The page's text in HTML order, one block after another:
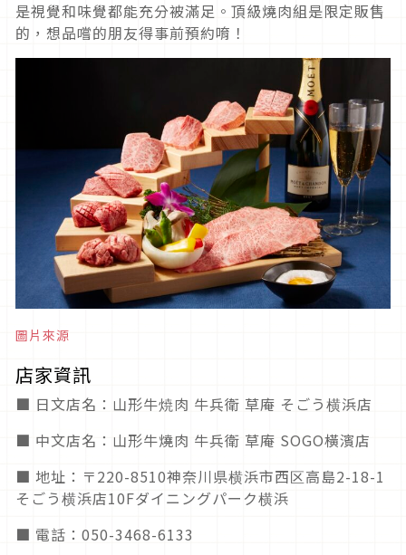
是視覺和味覺都能充分被滿足。頂級燒肉組是限定販售
的，想品嚐的朋友得事前預約唷！
圖片來源
店家資訊
■ 日文店名：山形牛焼肉 牛兵衛 草庵 そごう横浜店
■ 中文店名：山形牛燒肉 牛兵衛 草庵 SOGO橫濱店
■ 地址：〒220-8510神奈川県横浜市西区高島2-18-1
そごう横浜店10Fダイニングパーク横浜
■ 電話：050-3468-6133